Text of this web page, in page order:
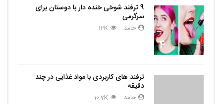
4
9 ترفند شوخی خنده دار با دوستان برای
سرگرمی
حامد 12K
ترفند های کاربردی با مواد غذایی در چند
دقیقه
حامد 10.7K